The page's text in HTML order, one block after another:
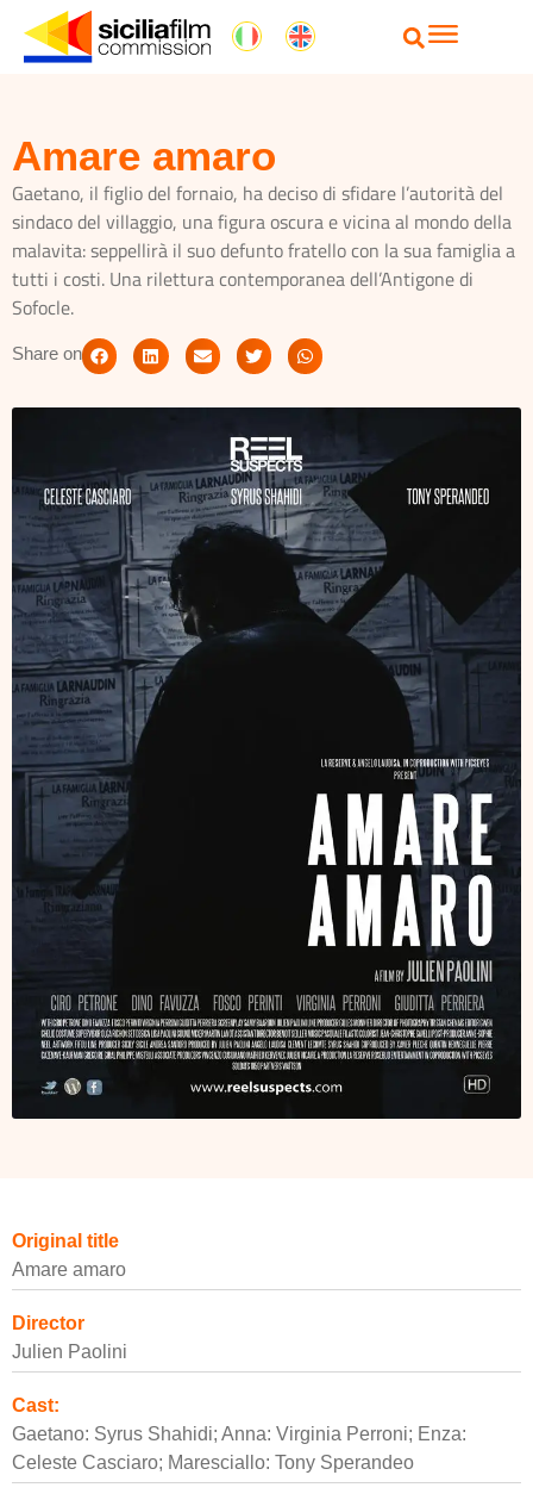
Amare amaro
Gaetano, il figlio del fornaio, ha deciso di sfidare l’autorità del
sindaco del villaggio, una figura oscura e vicina al mondo della
malavita: seppellirà il suo defunto fratello con la sua famiglia a
tutti i costi. Una rilettura contemporanea dell’Antigone di
Sofocle.
Share on
Original title
Amare amaro
Director
Julien Paolini
Cast:
Gaetano: Syrus Shahidi; Anna: Virginia Perroni; Enza:
Celeste Casciaro; Maresciallo: Tony Sperandeo